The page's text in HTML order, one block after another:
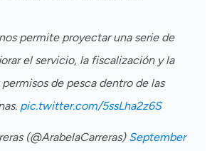
permite proyectar una serie de
el servicio, la fiscalización y la
de pesca dentro de las
pic.twitter.com/5ssLha2z6S
(@ArabelaCarreras) September